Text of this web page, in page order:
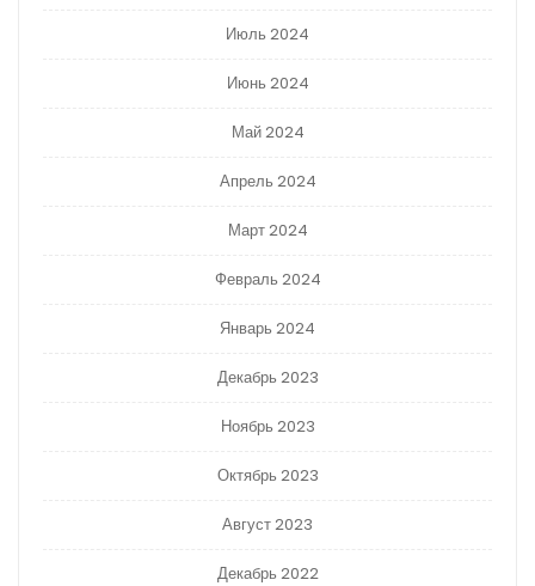
Июль 2024
Июнь 2024
Май 2024
Апрель 2024
Март 2024
Февраль 2024
Январь 2024
Декабрь 2023
Ноябрь 2023
Октябрь 2023
Август 2023
Декабрь 2022